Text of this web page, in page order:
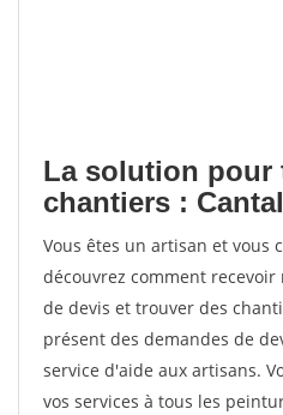
La solution pour
chantiers : Cantal
Vous êtes un artisan et vous
découvrez comment
de devis et trouver des
présent des demandes de
service d'aide aux artisans.
vos services à tous les